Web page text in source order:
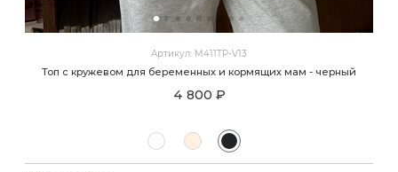
Артикул: M411TP-V13
Топ с кружевом для беременных и кормящих мам - черный
4 800 ₽